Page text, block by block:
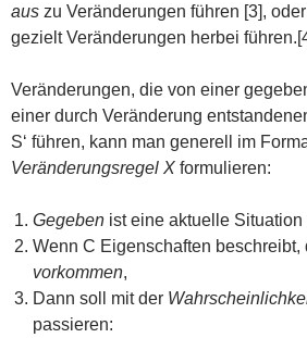
aus zu Veränderungen führen [3],
gezielt Veränderungen herbei
Veränderungen, die von einer
einer durch Veränderung
S‘ führen, kann man generell im
Veränderungsregel X formulieren:
Gegeben ist eine aktuelle Situation
Wenn C Eigenschaften beschreibt,
vorkommen,
Dann soll mit der
passieren: